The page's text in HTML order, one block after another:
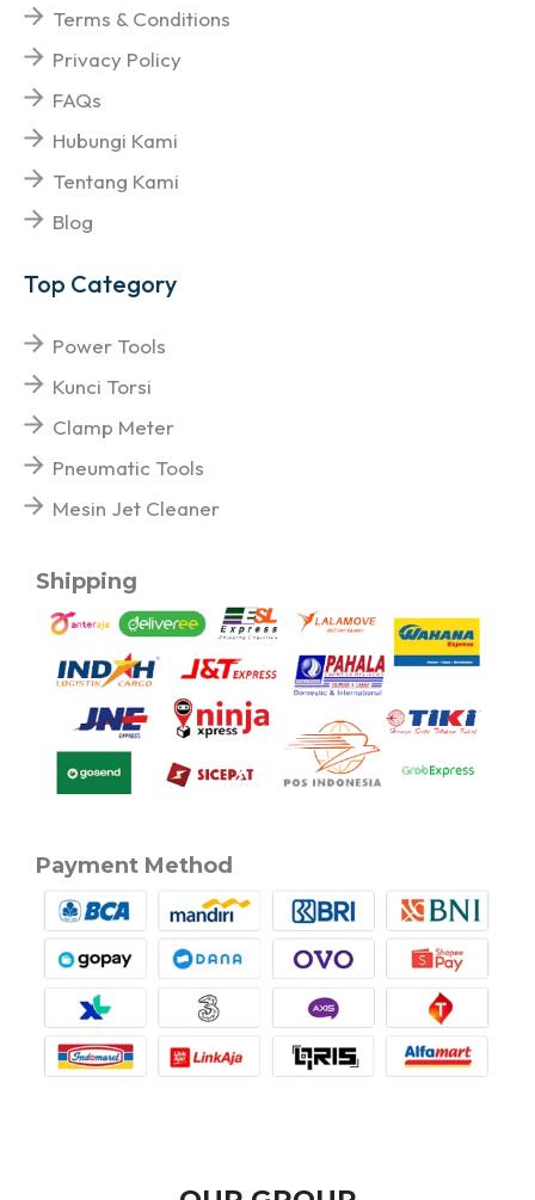
Terms & Conditions
Privacy Policy
FAQs
Hubungi Kami
Tentang Kami
Blog
Top Category
Power Tools
Kunci Torsi
Clamp Meter
Pneumatic Tools
Mesin Jet Cleaner
Shipping
Payment Method